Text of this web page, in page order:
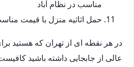
مناسب در نظام آباد
حمل اثاثیه منزل با قیمت
در هر نقطه ای از تهران که هستید
عالی از جابجایی داشته باشید